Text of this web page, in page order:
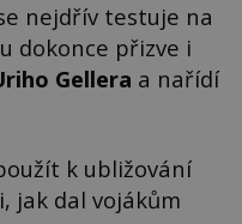
nejdřív testuje na
dokonce přizve i
Gellera a nařídí
k ubližování
jak dal vojákům